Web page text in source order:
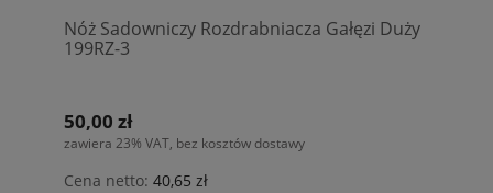
Nóż Sadowniczy Rozdrabniacza Gałęzi Duży
199RZ-3
50,00 zł
zawiera 23% VAT, bez kosztów dostawy
Cena netto: 40,65 zł